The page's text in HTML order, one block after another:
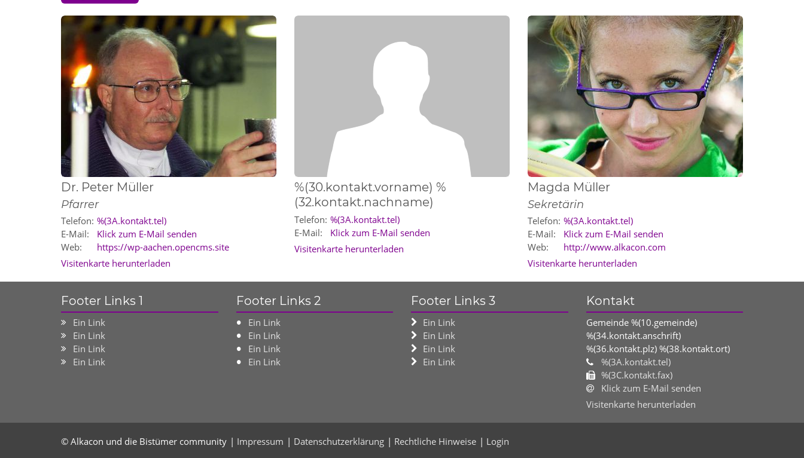
Dr. Peter Müller
Pfarrer
Telefon: %(3A.kontakt.tel)
E-Mail:
Klick zum E-Mail senden
Web:
https://wp-aachen.opencms.site
Visitenkarte herunterladen
%(30.kontakt.vorname) %
(32.kontakt.nachname)
Telefon: %(3A.kontakt.tel)
E-Mail:
Klick zum E-Mail senden
Visitenkarte herunterladen
Magda Müller
Sekretärin
Telefon: %(3A.kontakt.tel)
E-Mail:
Klick zum E-Mail senden
Web:
http://www.alkacon.com
Visitenkarte herunterladen
Footer Links 1
Ein Link
Ein Link
Ein Link
Ein Link
Footer Links 2
Ein Link
Ein Link
Ein Link
Ein Link
Footer Links 3
Ein Link
Ein Link
Ein Link
Ein Link
Kontakt
Gemeinde %(10.gemeinde)
%(34.kontakt.anschrift)
%(36.kontakt.plz) %(38.kontakt.ort)
%(3A.kontakt.tel)
%(3C.kontakt.fax)
Klick zum E-Mail senden
Visitenkarte herunterladen
© Alkacon und die Bistümer community Impressum Datenschutzerklärung Rechtliche Hinweise Login